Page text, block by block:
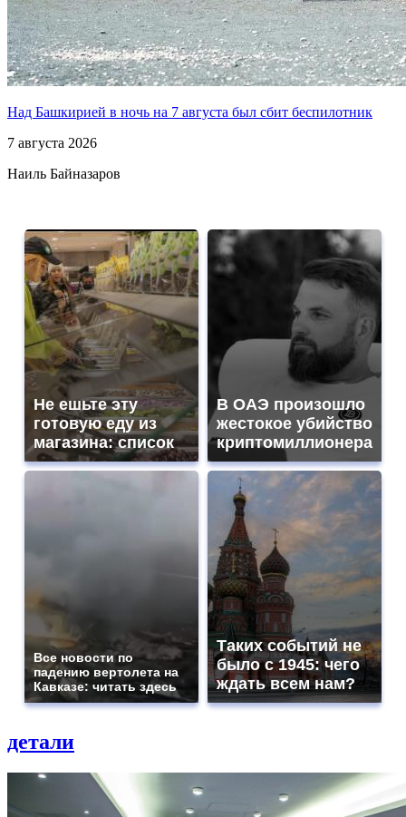
Над Башкирией в ночь на 7 августа был сбит беспилотник
7 августа 2026
Наиль Байназаров
Не ешьте эту
готовую еду из
магазина: список
В ОАЭ произошло
жестокое убийство
криптомиллионера
Все новости по
падению вертолета на
Кавказе: читать здесь
Таких событий не
было с 1945: чего
ждать всем нам?
детали